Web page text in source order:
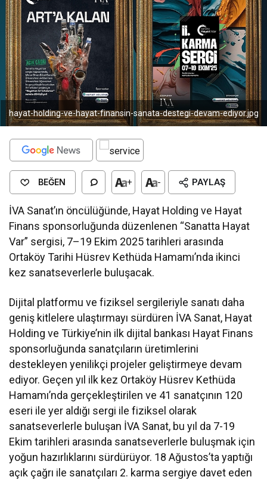
hayat-holding-ve-hayat-finansin-sanata-destegi-devam-ediyor.jpg
BEĞEN + - PAYLAŞ
İVA Sanat’ın öncülüğünde, Hayat Holding ve Hayat
Finans sponsorluğunda düzenlenen “Sanatta Hayat
Var” sergisi, 7–19 Ekim 2025 tarihleri arasında
Ortaköy Tarihi Hüsrev Kethüda Hamamı’nda ikinci
kez sanatseverlerle buluşacak.
Dijital platformu ve fiziksel sergileriyle sanatı daha
geniş kitlelere ulaştırmayı sürdüren İVA Sanat, Hayat
Holding ve Türkiye’nin ilk dijital bankası Hayat Finans
sponsorluğunda sanatçıların üretimlerini
destekleyen yenilikçi projeler geliştirmeye devam
ediyor. Geçen yıl ilk kez Ortaköy Hüsrev Kethüda
Hamamı’nda gerçekleştirilen ve 41 sanatçının 120
eseri ile yer aldığı sergi ile fiziksel olarak
sanatseverlerle buluşan İVA Sanat, bu yıl da 7-19
Ekim tarihleri arasında sanatseverlerle buluşmak için
yoğun hazırlıklarını sürdürüyor. 18 Ağustos’ta yaptığı
açık çağrı ile sanatçıları 2. karma sergiye davet eden